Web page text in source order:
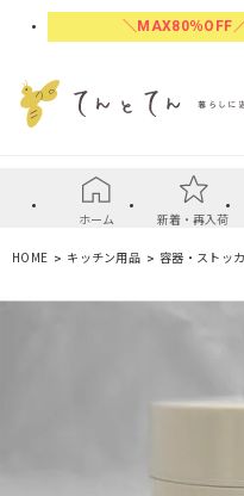
＼MAX80％OFF
ホーム 新着・再入荷
HOME キッチン用品 容器・ストッ